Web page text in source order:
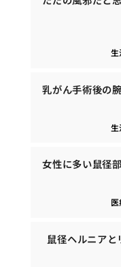
生
乳がん手術後の
生
女性に多い鼠径
鼠径ヘルニア